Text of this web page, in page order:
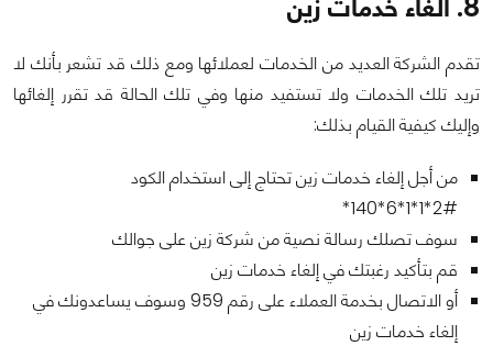
8. الغاء خدمات زين
تقدم الشركة العديد من الخدمات لعملائها ومع ذلك قد تشعر بأنك لا
تريد تلك الخدمات ولا تستفيد منها وفي تلك الحالة قد تقرر إلغائها
وإليك كيفية القيام بذلك:
من أجل إلغاء خدمات زين تحتاج إلى استخدام الكود
#2*1*1*6*140*
سوف تصلك رسالة نصية من شركة زين على جوالك
قم بتأكيد رغبتك في إلغاء خدمات زين
أو الاتصال بخدمة العملاء على رقم 959 وسوف يساعدونك في
إلغاء خدمات زين